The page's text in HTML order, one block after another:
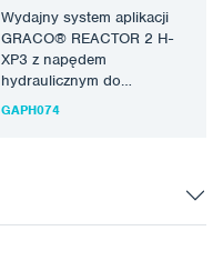
Wydajny system aplikacji
GRACO® REACTOR 2 H-
XP3 z napędem
hydraulicznym do
natryskiwania ochronnych
GAPH074